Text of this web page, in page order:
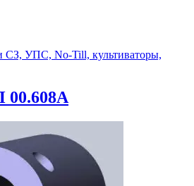
СЗ, УПС, No-Till, культиваторы,
00.608А